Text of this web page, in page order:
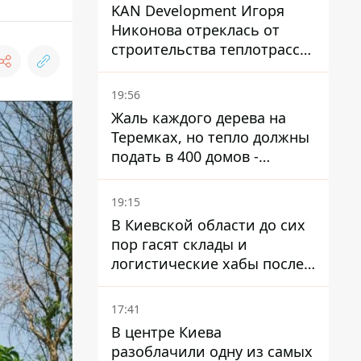
KAN Development Игоря
Никонова отреклась от
строительства теплотрассы
на Теремках
19:56
Жаль каждого дерева на
Теремках, но тепло должны
подать в 400 домов -
депутат Киевсовета
19:15
В Киевской области до сих
пор гасят склады и
логистические хабы после
прилетов ракет - ГСЧС
17:41
В центре Киева
разоблачили одну из самых